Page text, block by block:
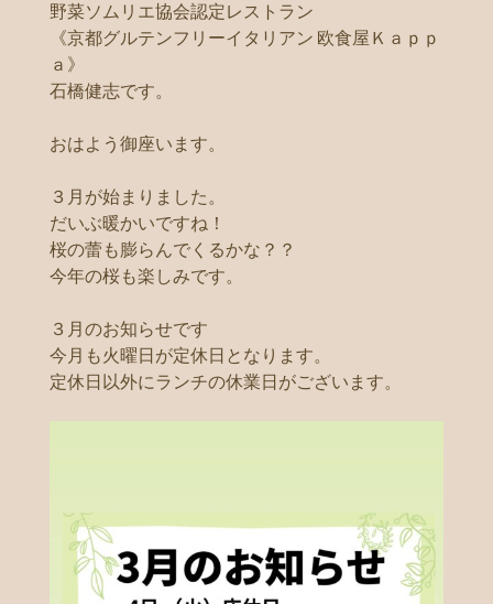
野菜ソムリエ協会認定レストラン
《京都グルテンフリーイタリアン 欧食屋Ｋａｐｐ
ａ》
石橋健志です。
おはよう御座います。
３月が始まりました。
だいぶ暖かいですね！
桜の蕾も膨らんでくるかな？？
今年の桜も楽しみです。
３月のお知らせです
今月も火曜日が定休日となります。
定休日以外にランチの休業日がございます。